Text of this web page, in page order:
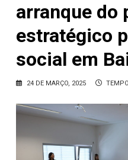
arranque do
estratégico
social em
24 DE MARÇO, 2025